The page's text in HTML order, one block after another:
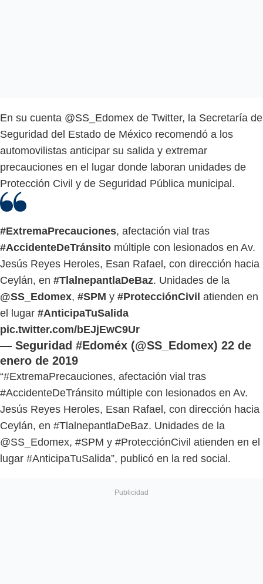
En su cuenta @SS_Edomex de Twitter, la Secretaría de
Seguridad del Estado de México recomendó a los
automovilistas anticipar su salida y extremar
precauciones en el lugar donde laboran unidades de
Protección Civil y de Seguridad Pública municipal.
#ExtremaPrecauciones, afectación vial tras
#AccidenteDeTránsito múltiple con lesionados en Av.
Jesús Reyes Heroles, Esan Rafael, con dirección hacia
Ceylán, en #TlalnepantlaDeBaz. Unidades de la
@SS_Edomex, #SPM y #ProtecciónCivil atienden en
el lugar #AnticipaTuSalida
pic.twitter.com/bEJjEwC9Ur
— Seguridad #Edoméx (@SS_Edomex) 22 de
enero de 2019
“#ExtremaPrecauciones, afectación vial tras
#AccidenteDeTránsito múltiple con lesionados en Av.
Jesús Reyes Heroles, Esan Rafael, con dirección hacia
Ceylán, en #TlalnepantlaDeBaz. Unidades de la
@SS_Edomex, #SPM y #ProtecciónCivil atienden en el
lugar #AnticipaTuSalida”, publicó en la red social.